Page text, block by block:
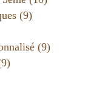
(9)
(9)